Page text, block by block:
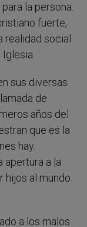
la persona.
fuerte,
realidad social
sus diversas
de
años del
que es la
hay.
apertura a la
hijos al mundo
a los malos